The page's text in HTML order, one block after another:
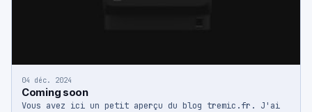
04 déc. 2024
Coming soon
Vous avez ici un petit aperçu du blog tremic.fr. J'ai